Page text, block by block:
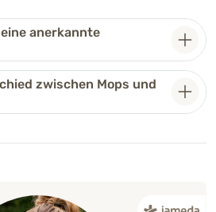
anerkannte
zwischen Mops und